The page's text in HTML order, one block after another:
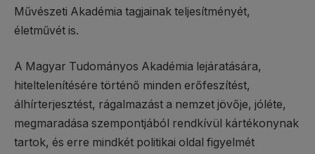
Művészeti Akadémia tagjainak teljesítményét,
életművét is.
A Magyar Tudományos Akadémia lejáratására,
hiteltelenítésére történő minden erőfeszítést,
álhírterjesztést, rágalmazást a nemzet jövője, jóléte,
megmaradása szempontjából rendkívül kártékonynak
tartok, és erre mindkét politikai oldal figyelmét